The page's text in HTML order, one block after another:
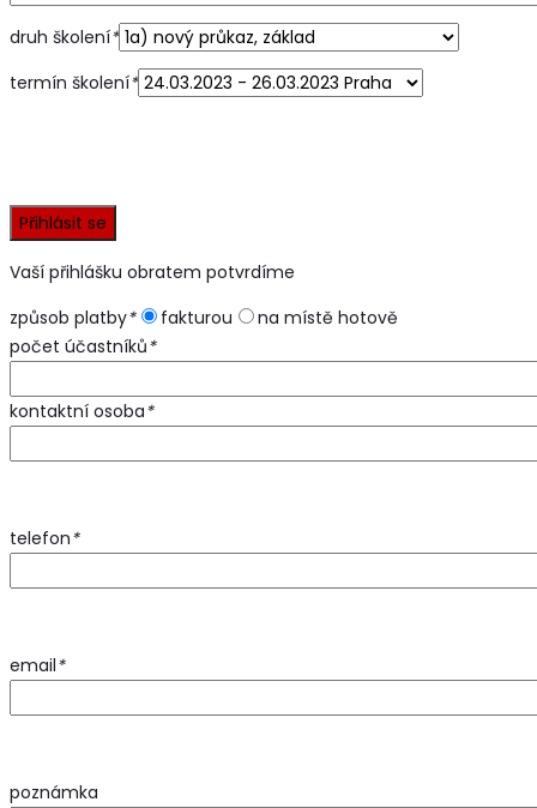
druh školení*
termín školení*
Vaší přihlášku obratem potvrdíme
způsob platby* fakturou
na místě hotově
počet účastníků*
kontaktní osoba*
telefon*
email*
poznámka